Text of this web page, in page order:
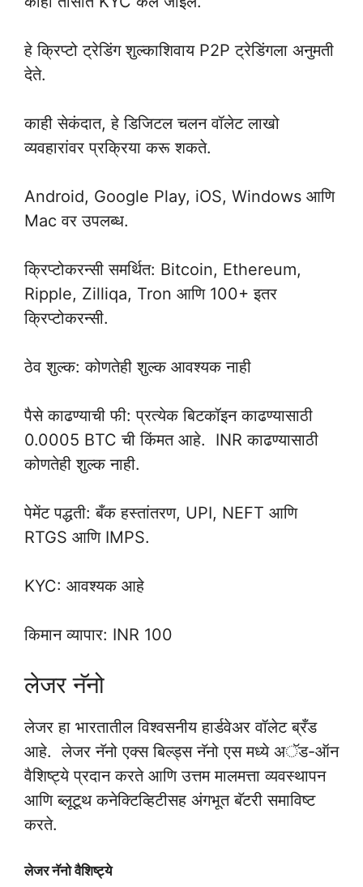
हे क्रिप्टो ट्रेडिंग शुल्काशिवाय P2P ट्रेडिंगला अनुमती
देते.
काही सेकंदात, हे डिजिटल चलन वॉलेट लाखो
व्यवहारांवर प्रक्रिया करू शकते.
Android, Google Play, iOS, Windows आणि
Mac वर उपलब्ध.
क्रिप्टोकरन्सी समर्थित: Bitcoin, Ethereum,
Ripple, Zilliqa, Tron आणि 100+ इतर
क्रिप्टोकरन्सी.
ठेव शुल्क: कोणतेही शुल्क आवश्यक नाही
पैसे काढण्याची फी: प्रत्येक बिटकॉइन काढण्यासाठी
0.0005 BTC ची किंमत आहे. INR काढण्यासाठी
कोणतेही शुल्क नाही.
पेमेंट पद्धती: बँक हस्तांतरण, UPI, NEFT आणि
RTGS आणि IMPS.
KYC: आवश्यक आहे
किमान व्यापार: INR 100
लेजर नॅनो
लेजर हा भारतातील विश्वसनीय हार्डवेअर वॉलेट ब्रँड
आहे. लेजर नॅनो एक्स बिल्ड्स नॅनो एस मध्ये अॅड-ऑन
वैशिष्ट्ये प्रदान करते आणि उत्तम मालमत्ता व्यवस्थापन
आणि ब्लूटूथ कनेक्टिव्हिटीसह अंगभूत बॅटरी समाविष्ट
करते.
लेजर नॅनो वैशिष्ट्ये